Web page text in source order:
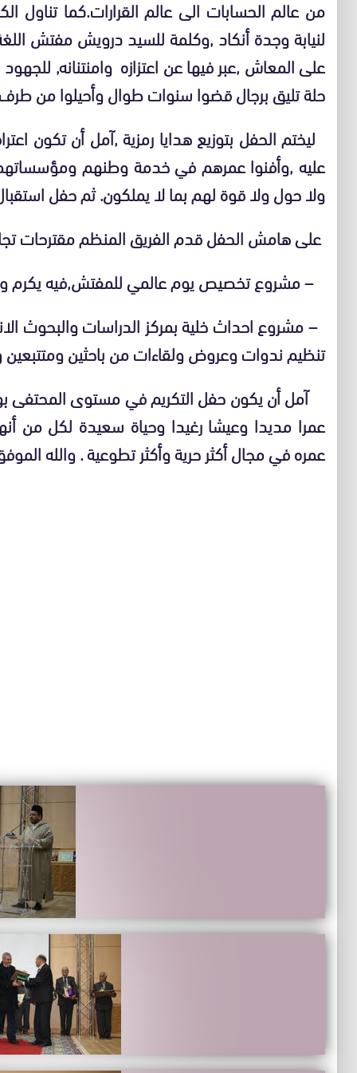
من عالم الحسابات الى عالم القرارات.كما تناول
لنيابة وجدة أنكاد ,وكلمة للسيد درويش مفتش
على المعاش ,عبر فيها عن اعتزازه وامنتنانه,
حلة تليق برجال قضوا سنوات طوال وأحيلوا من طرف
ليختم الحفل بتوزيع هدايا رمزية ,آمل أن تكون
عليه ,وأفنوا عمرهم في خدمة وطنهم ومؤسساتهم
ولا حول ولا قوة لهم بما لا يملكون. ثم حفل
على هامش الحفل قدم الفريق المنظم مقترحات
– مشروع تخصيص يوم عالمي للمفتش,فيه يكرم
– مشروع احداث خلية بمركز الدراسات والبحوث
تنظيم ندوات وعروض ولقاءات من باحثين
آمل أن يكون حفل التكريم في مستوى المحتفى
عمرا مديدا وعيشا رغيدا وحياة سعيدة لكل من
عمره في مجال أكثر حرية وأكثر تطوعية . والله